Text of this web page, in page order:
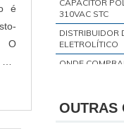
é
CAPACITOR
310VAC STC
DISTRIBUIDOR
ELETROLÍTICO
ONDE
REVENDA DE
OUTRAS